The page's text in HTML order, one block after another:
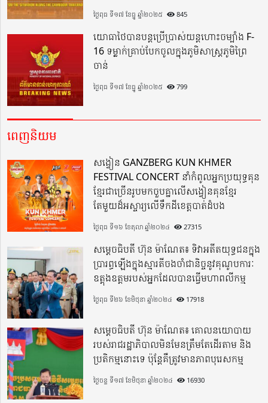
ថ្ងៃពុធ ទី១៧ ខែធ្នូ ឆ្នាំ២០២៥ 845
យោធាថៃបានបន្តប្រើប្រាស់យន្តហោះចម្បាំង F-
16 ទម្លាក់គ្រាប់បែកចូលក្នុងភូមិសាស្ត្រភូមិព្រៃ
ចាន់
ថ្ងៃពុធ ទី១៧ ខែធ្នូ ឆ្នាំ២០២៥ 799
ពេញនិយម
សង្វៀន GANZBERG KUN KHMER
FESTIVAL CONCERT នាំកំពូលអ្នកប្រយុទ្ធគុន
ខ្មែរជាច្រើនរូបមកចួបគ្នាលើសង្វៀនគុនខ្មែរ
តែមួយដ៏អស្ចារ្យលើទឹកដីខេត្តបាត់ដំបង
ថ្ងៃពុធ ទី១៦ ខែតុលា ឆ្នាំ២០២៤ 27315
សម្តេចធិបតី ហ៊ុន ម៉ាណែត៖ ទិវាអតីតយុទ្ធជនក្នុង
ប្រារព្ធឡើងក្នុងស្មារតីចងចាំជានិច្ចនូវគុណូបការៈ
ឧត្តុងឧត្តមរបស់អ្នកដែលបានធ្វើមហាពលីកម្ម
ថ្ងៃពុធ ទី២៦ ខែមិថុនា ឆ្នាំ២០២៤ 17918
សម្តេចធិបតី ហ៊ុន ម៉ាណែត៖ គោលនយោបាយ
របស់រាជរដ្ឋាភិបាលមិនមែនត្រឹមតែដើរតាម និង
ប្រតិកម្មនោះទេ ប៉ុន្តែគឺត្រូវមានភាពបុរេសកម្ម
ថ្ងៃចន្ទ ទី១៧ ខែមិថុនា ឆ្នាំ២០២៤ 16930